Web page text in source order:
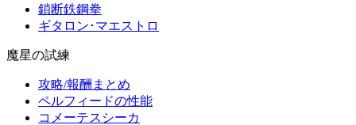
鎖断鉄鋼拳
ギタロン･マエストロ
魔星の試練
攻略/報酬まとめ
ペルフィードの性能
コメーテスシーカ